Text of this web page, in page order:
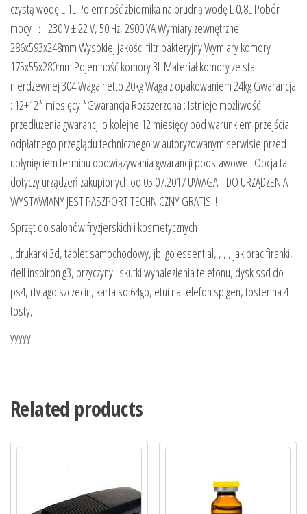
czystą wodę L 1L Pojemność zbiornika na brudną wodę L 0,8L Pobór
mocy ： 230 V ± 22 V, 50 Hz, 2900 VA Wymiary zewnętrzne
286x593x248mm Wysokiej jakości filtr bakteryjny Wymiary komory
175x55x280mm Pojemność komory 3L Materiał komory ze stali
nierdzewnej 304 Waga netto 20kg Waga z opakowaniem 24kg Gwarancja
: 12+12* miesięcy *Gwarancja Rozszerzona : Istnieje możliwość
przedłużenia gwarancji o kolejne 12 miesięcy pod warunkiem przejścia
odpłatnego przeglądu technicznego w autoryzowanym serwisie przed
upłynięciem terminu obowiązywania gwarancji podstawowej. Opcja ta
dotyczy urządzeń zakupionych od 05.07.2017 UWAGA!!! DO URZĄDZENIA
WYSTAWIANY JEST PASZPORT TECHNICZNY GRATIS!!!
Sprzęt do salonów fryzjerskich i kosmetycznych
, drukarki 3d, tablet samochodowy, jbl go essential, , , , jak prac firanki,
dell inspiron g3, przyczyny i skutki wynalezienia telefonu, dysk ssd do
ps4, rtv agd szczecin, karta sd 64gb, etui na telefon spigen, toster na 4
tosty,
yyyyy
Related products